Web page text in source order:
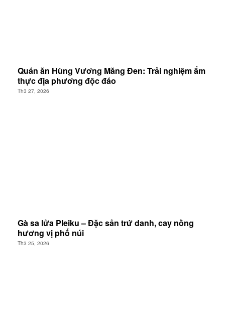
Quán ăn Hùng Vương Măng Đen: Trải nghiệm ẩm
thực địa phương độc đáo
Th3 27, 2026
Gà sa lửa Pleiku – Đặc sản trứ danh, cay nồng
hương vị phố núi
Th3 25, 2026